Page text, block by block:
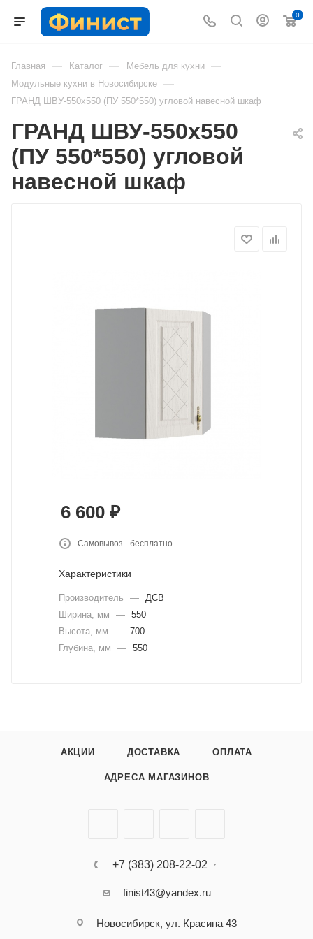
0
Главная — Каталог — Мебель для кухни —
Модульные кухни в Новосибирске —
ГРАНД ШВУ-550х550 (ПУ 550*550) угловой навесной шкаф
ГРАНД ШВУ-550х550
(ПУ 550*550) угловой
навесной шкаф
6 600 ₽
Самовывоз - бесплатно
Характеристики
Производитель — ДСВ
Ширина, мм
— 550
Высота, мм
— 700
Глубина, мм
— 550
АКЦИИ ДОСТАВКА ОПЛАТА
АДРЕСА МАГАЗИНОВ
+7 (383) 208-22-02
finist43@yandex.ru
Новосибирск, ул. Красина 43